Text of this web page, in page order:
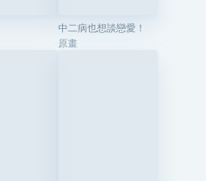
中二病也想談戀愛！
原畫